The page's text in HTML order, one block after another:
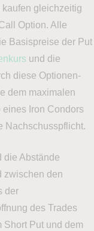
kaufen gleichzeitig
Option. Alle
Basispreise der Put
und die
diese Optionen-
dem maximalen
Iron Condors
Nachschusspflicht.
die Abstände
zwischen den
der
des Trades
Put und dem